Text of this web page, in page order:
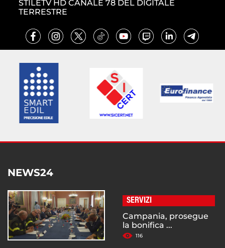
STILETV HD CANALE 78 DEL DIGITALE
TERRESTRE
NEWS24
SERVIZI
Campania, prosegue
la bonifica ...
116